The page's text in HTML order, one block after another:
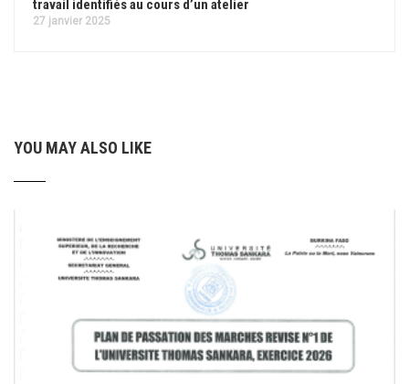
travail identifiés au cours d’un atelier
27 janvier 2025
YOU MAY ALSO LIKE